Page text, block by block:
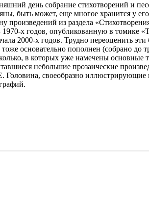
день собрание стихотворений и
быть может, еще многое хранится у
произведений из раздела
х годов, опубликованную в томике
2000-х годов. Трудно переоценить
основательно пополнен (собрано до
в которых уже намечены основные
небольшие прозаические
Головина, своеобразно иллюстрирующие